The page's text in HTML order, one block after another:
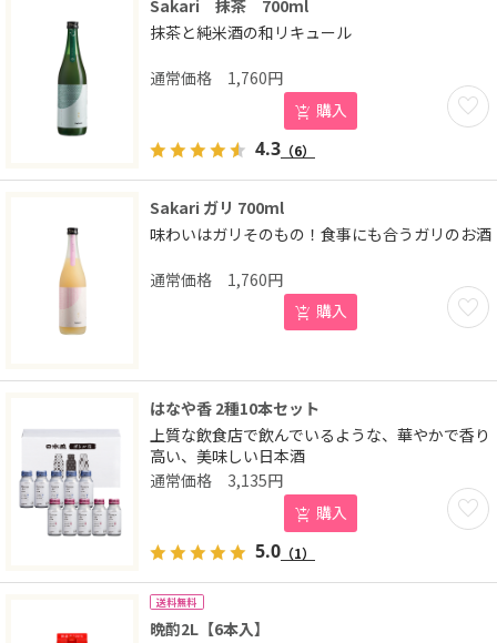
Sakari 抹茶 700ml
抹茶と純米酒の和リキュール
お気
1,760円
購入
4.3 （6）
Sakari ガリ 700ml
味わいはガリそのもの！食事にも合うガリのお酒
お気
1,760円
購入
はなや香 2種10本セット
上質な飲食店で飲んでいるような、華やかで香り
高い、美味しい日本酒
お気
3,135円
購入
5.0 （1）
送料無料
晩酌2L【6本入】